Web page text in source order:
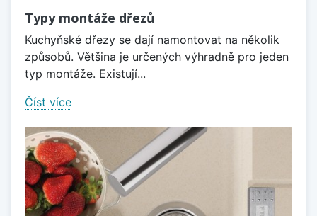
Typy montáže dřezů
Kuchyňské dřezy se dají namontovat na několik
způsobů. Většina je určených výhradně pro jeden
typ montáže. Existují...
Číst více